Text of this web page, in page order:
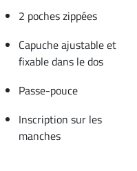
2 poches zippées
Capuche ajustable et
fixable dans le dos
Passe-pouce
Inscription sur les
manches